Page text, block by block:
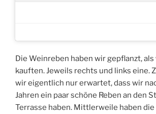
Die Weinreben haben wir gepflanzt, als
kauften. Jeweils rechts und links eine.
wir eigentlich nur erwartet, dass wir
Jahren ein paar schöne Reben an den
Terrasse haben. Mittlerweile haben die